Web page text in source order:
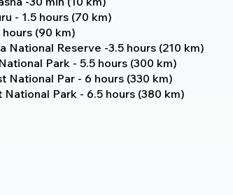
- 1.5 hours (70 km)
(90 km)
National Reserve -3.5 hours (210 km)
Park - 5.5 hours (300 km)
National Par - 6 hours (330 km)
National Park - 6.5 hours (380 km)